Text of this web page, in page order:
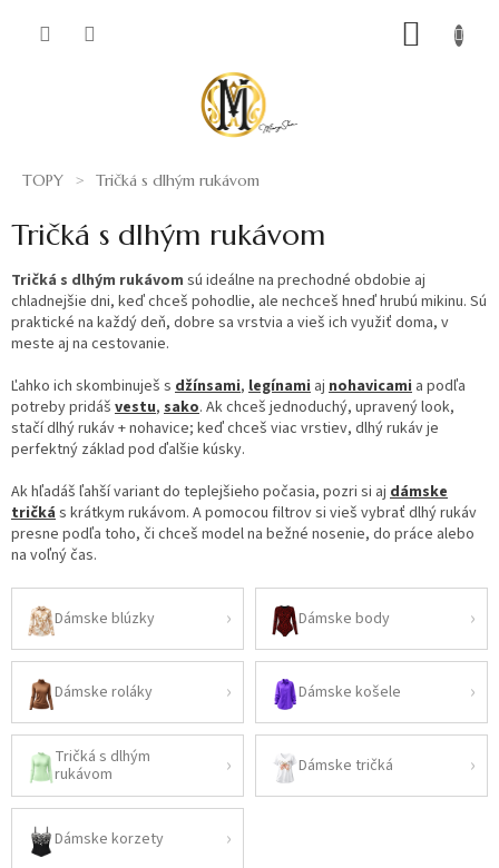
TOPY Tričká s dlhým rukávom
Tričká s dlhým rukávom
Tričká s dlhým rukávom sú ideálne na prechodné obdobie aj
chladnejšie dni, keď chceš pohodlie, ale nechceš hneď hrubú mikinu. Sú
praktické na každý deň, dobre sa vrstvia a vieš ich využiť doma, v
meste aj na cestovanie.
Ľahko ich skombinuješ s džínsami, legínami aj nohavicami a podľa
potreby pridáš vestu, sako. Ak chceš jednoduchý, upravený look,
stačí dlhý rukáv + nohavice; keď chceš viac vrstiev, dlhý rukáv je
perfektný základ pod ďalšie kúsky.
Ak hľadáš ľahší variant do teplejšieho počasia, pozri si aj dámske
tričká s krátkym rukávom. A pomocou filtrov si vieš vybrať dlhý rukáv
presne podľa toho, či chceš model na bežné nosenie, do práce alebo
na voľný čas.
Dámske blúzky Dámske body
Dámske roláky Dámske košele
Tričká s dlhým
rukávom
Dámske tričká
Dámske korzety